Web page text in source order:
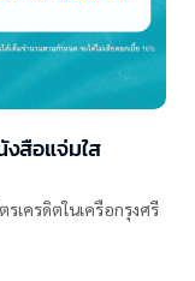
สือแจ่มใส
เครดิตในเครือกรุงศรี